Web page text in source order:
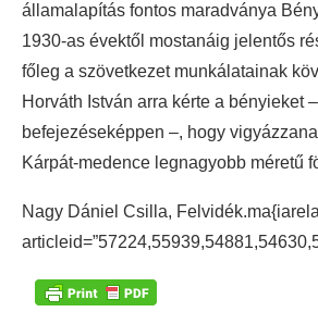
államalapítás fontos maradványa
1930-as évektől mostanáig jelentős
főleg a szövetkezet munkálatainak
Horváth István arra kérte a bényieket
befejezéseképpen –, hogy
Kárpát-medence legnagyobb méretű
Nagy Dániel Csilla,